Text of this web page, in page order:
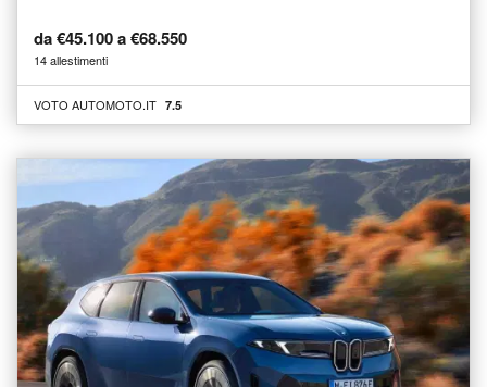
da €45.100 a €68.550
14 allestimenti
VOTO AUTOMOTO.IT 7.5